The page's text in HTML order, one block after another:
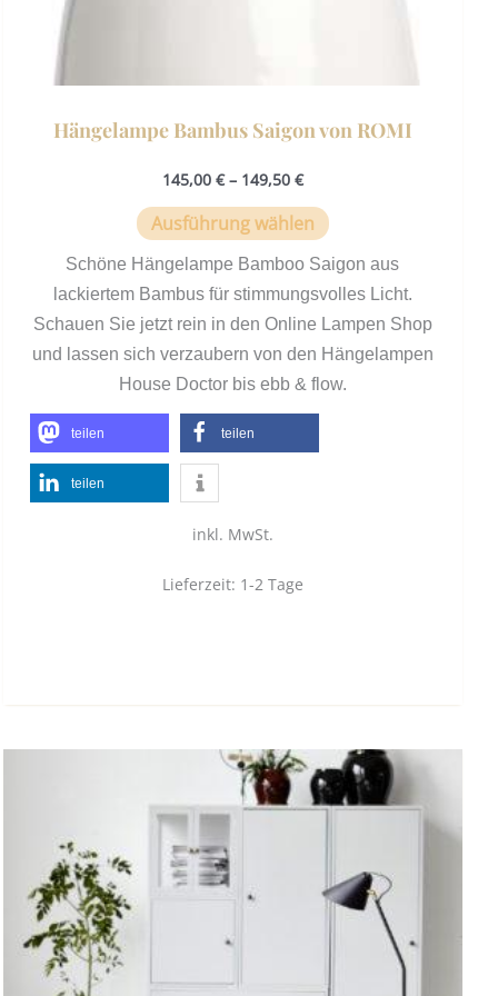
Hängelampe Bambus Saigon von ROMI
145,00 €– 149,50 €
Ausführung wählen
Schöne Hängelampe Bamboo Saigon aus
lackiertem Bambus für stimmungsvolles Licht.
Schauen Sie jetzt rein in den Online Lampen Shop
und lassen sich verzaubern von den Hängelampen
House Doctor bis ebb & flow.
teilen teilen
teilen
inkl. MwSt.
Lieferzeit: 1-2 Tage